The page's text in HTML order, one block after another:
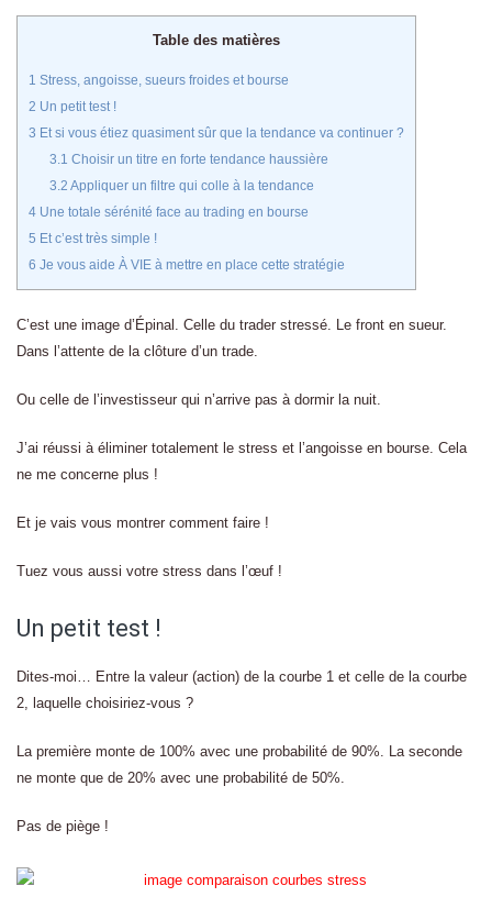
Table des matières
1 Stress, angoisse, sueurs froides et bourse
2 Un petit test !
3 Et si vous étiez quasiment sûr que la tendance va continuer ?
3.1 Choisir un titre en forte tendance haussière
3.2 Appliquer un filtre qui colle à la tendance
4 Une totale sérénité face au trading en bourse
5 Et c’est très simple !
6 Je vous aide À VIE à mettre en place cette stratégie
C’est une image d’Épinal. Celle du trader stressé. Le front en sueur.
Dans l’attente de la clôture d’un trade.
Ou celle de l’investisseur qui n’arrive pas à dormir la nuit.
J’ai réussi à éliminer totalement le stress et l’angoisse en bourse. Cela
ne me concerne plus !
Et je vais vous montrer comment faire !
Tuez vous aussi votre stress dans l’œuf !
Un petit test !
Dites-moi… Entre la valeur (action) de la courbe 1 et celle de la courbe
2, laquelle choisiriez-vous ?
La première monte de 100% avec une probabilité de 90%. La seconde
ne monte que de 20% avec une probabilité de 50%.
Pas de piège !